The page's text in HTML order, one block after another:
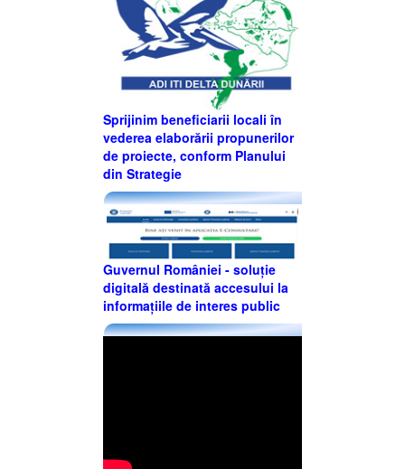
Sprijinim beneficiarii locali în
vederea elaborării propunerilor
de proiecte, conform Planului
din Strategie
Guvernul României - soluție
digitală destinată accesului la
informațiile de interes public